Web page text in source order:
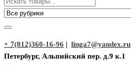
Измерительные приборы Виолан
+ 7(812)360-16-96 | linga7@yandex.ru
Петербург, Альпийский пер. д.9 к.1